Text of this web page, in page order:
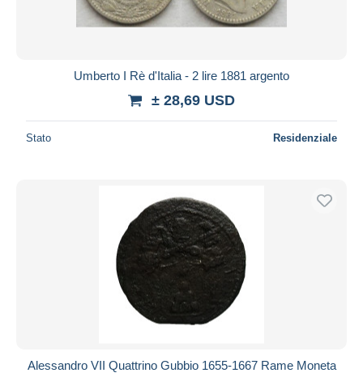
Umberto I Rè d'Italia - 2 lire 1881 argento
± 28,69 USD
Stato Residenziale
Alessandro VII Quattrino Gubbio 1655-1667 Rame Moneta